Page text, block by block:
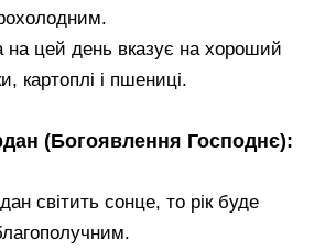
на цей день вказує на хороший
картоплі і пшениці.
(Богоявлення Господнє):
світить сонце, то рік буде